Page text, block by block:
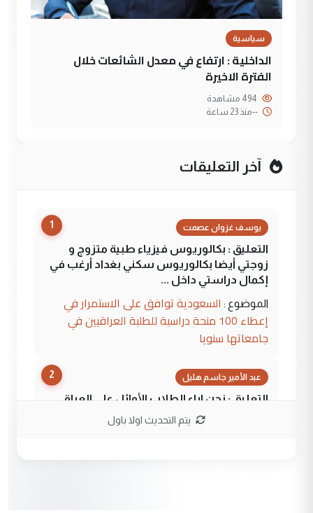
سياسية
الداخلية : ارتفاع في معدل الشائعات خلال
الفترة الاخيرة
--منذ 23 ساعة
آخر التعليقات
1 يوسف غزوان عصمت
التعليق : بكالوريوس فيزياء طبية متزوج و
زوجتي أيضا بكالوريوس سكني بغداد أرغب في
إكمال دراستي داخل ...
الموضوع : السعودية توافق على الاستمرار في
إعطاء 100 منحة دراسية للطلبة العراقيين في
جامعاتها سنويا
2 عبد الأمير جاسم هليل
التعليق : نحن اباء الطلاب الأوائل على العراق
نتشرف بلقاء السيد احمد الصافي في العتبات
يتم التحديث اولا باول